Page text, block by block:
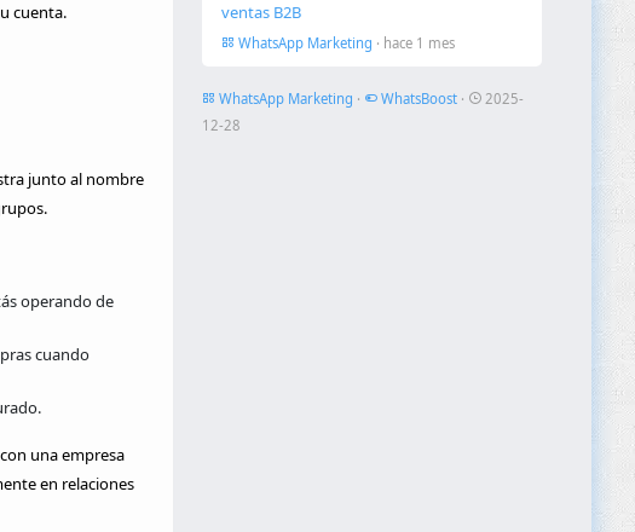
cuenta.
junto al nombre
operando de
cuando
una empresa
en relaciones
ventas B2B
WhatsApp Marketing · hace 1 mes
WhatsApp Marketing · WhatsBoost ·
2025-
12-28